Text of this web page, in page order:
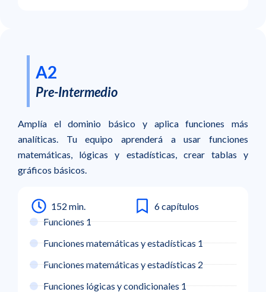
A2
Pre-Intermedio
Amplía el dominio básico y aplica funciones más
analíticas. Tu equipo aprenderá a usar funciones
matemáticas, lógicas y estadísticas, crear tablas y
gráficos básicos.
152 min.
6 capítulos
Funciones 1
Funciones matemáticas y estadísticas 1
Funciones matemáticas y estadísticas 2
Funciones lógicas y condicionales 1